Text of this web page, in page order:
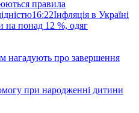
правила
16:22Інфляція в Україні
на понад 12 %, одяг
нагадують про завершення
при народженні дитини